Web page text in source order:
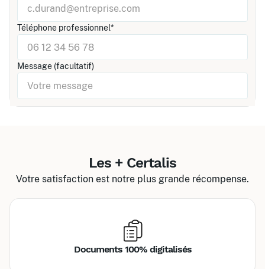
Téléphone professionnel*
Message (facultatif)
Les + Certalis
Votre satisfaction est notre plus grande récompense.
Documents 100% digitalisés